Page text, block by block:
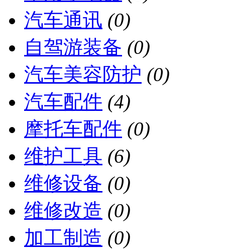
汽车通讯 (0)
自驾游装备 (0)
汽车美容防护 (0)
汽车配件 (4)
摩托车配件 (0)
维护工具 (6)
维修设备 (0)
维修改造 (0)
加工制造 (0)